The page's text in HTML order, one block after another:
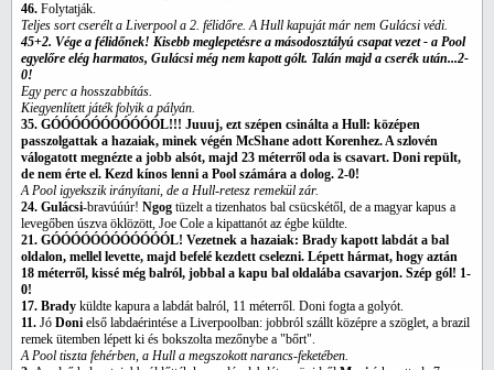
46. Folytatják.
Teljes sort cserélt a Liverpool a 2. félidőre. A Hull kapuját már nem Gulácsi védi.
45+2. Vége a félidőnek! Kisebb meglepetésre a másodosztályú csapat vezet - a Pool
egyelőre elég harmatos, Gulácsi még nem kapott gólt. Talán majd a cserék után...2-
0!
Egy perc a hosszabbítás.
Kiegyenlített játék folyik a pályán.
35. GÓÓÓÓÓÓÓÓÓÓÓL!!! Juuuj, ezt szépen csinálta a Hull: középen
passzolgattak a hazaiak, minek végén McShane adott Korenhez. A szlovén
válogatott megnézte a jobb alsót, majd 23 méterről oda is csavart. Doni repült,
de nem érte el. Kezd kínos lenni a Pool számára a dolog. 2-0!
A Pool igyekszik irányítani, de a Hull-retesz remekül zár.
24. Gulácsi-bravúúúr! Ngog tüzelt a tizenhatos bal csücskétől, de a magyar kapus a
levegőben úszva öklözött, Joe Cole a kipattanót az égbe küldte.
21. GÓÓÓÓÓÓÓÓÓÓÓÓL! Vezetnek a hazaiak: Brady kapott labdát a bal
oldalon, mellel levette, majd befelé kezdett cselezni. Lépett hármat, hogy aztán
18 méterről, kissé még balról, jobbal a kapu bal oldalába csavarjon. Szép gól! 1-
0!
17. Brady küldte kapura a labdát balról, 11 méterről. Doni fogta a golyót.
11. Jó Doni első labdaérintése a Liverpoolban: jobbról szállt középre a szöglet, a brazil
remek ütemben lépett ki és bokszolta mezőnybe a "bőrt".
A Pool tiszta fehérben, a Hull a megszokott narancs-feketében.